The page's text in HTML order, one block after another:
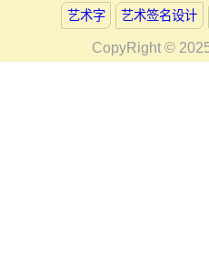
艺术字 艺术签名设计
CopyRight ©